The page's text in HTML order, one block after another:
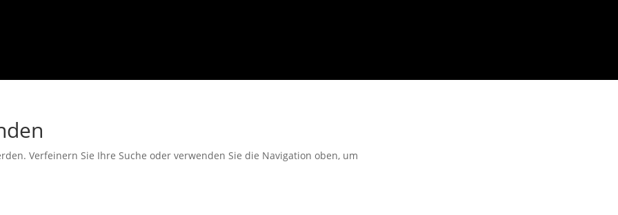
Verfeinern Sie Ihre Suche oder verwenden Sie die Navigation oben, um